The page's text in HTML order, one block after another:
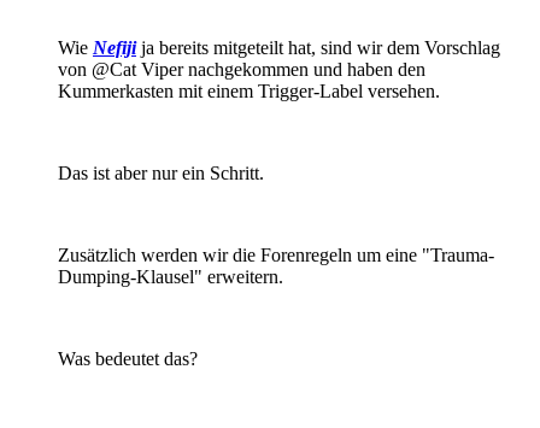
Wie Nefijija bereits mitgeteilt hat, sind wir dem Vorschlag
von @Cat Viper nachgekommen und haben den
Kummerkasten mit einem Trigger-Label versehen.
Das ist aber nur ein Schritt.
Zusätzlich werden wir die Forenregeln um eine "Trauma-
Dumping-Klausel" erweitern.
Was bedeutet das?